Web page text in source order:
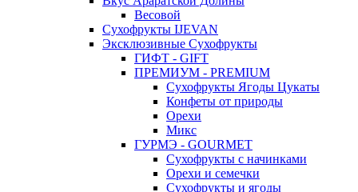
Весовой
Сухофрукты IJEVAN
Эксклюзивные Сухофрукты
ГИФТ - GIFT
ПРЕМИУМ - PREMIUM
Сухофрукты Ягоды Цукаты
Конфеты от природы
Орехи
Микс
ГУРМЭ - GOURMET
Сухофрукты с начинками
Орехи и семечки
Сухофрукты и ягоды